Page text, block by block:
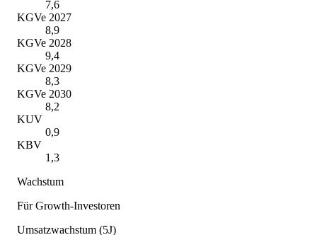
7,6
KGVe 2027
8,9
KGVe 2028
9,4
KGVe 2029
8,3
KGVe 2030
8,2
KUV
0,9
KBV
1,3
Wachstum
Für Growth-Investoren
Umsatzwachstum (5J)